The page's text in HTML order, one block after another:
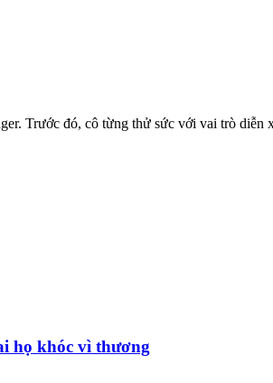
Trước đó, cô từng thử sức với vai trò diễn
họ khóc vì thương